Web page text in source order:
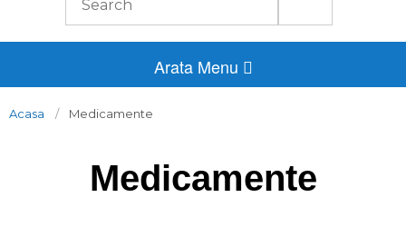
Arata Menu
Acasa Medicamente
Medicamente